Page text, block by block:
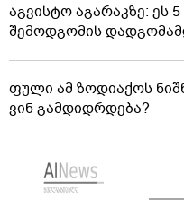
აგვისტო აგარაკზე: ეს
შემოდგომის
ფული ამ ზოდიაქოს
ვინ გამდიდრდება?